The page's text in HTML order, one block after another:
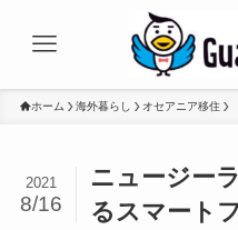
ホーム 海外暮らし オセアニア移住
ニュージー
るスマート
2021
8/16